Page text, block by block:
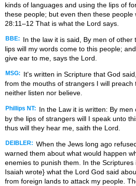
kinds of languages and using the lips of
these people; but even then these people
28:11–12 That is what the Lord says.
BBE:
In the law it is said, By men of
lips will my words come to this people;
give ear to me, says the Lord.
MSG:
It's written in Scripture that God
from the mouths of strangers I will preach
neither listen nor believe.
Phillips NT:
In the Law it is written: By
by the lips of strangers will I speak unto
thus will they hear me, saith the Lord.
DEIBLER: When the Jews long ago
warned them about what would happen
enemies to punish them. In the
Isaiah wrote} what the Lord God said
from foreign lands to attack my people.